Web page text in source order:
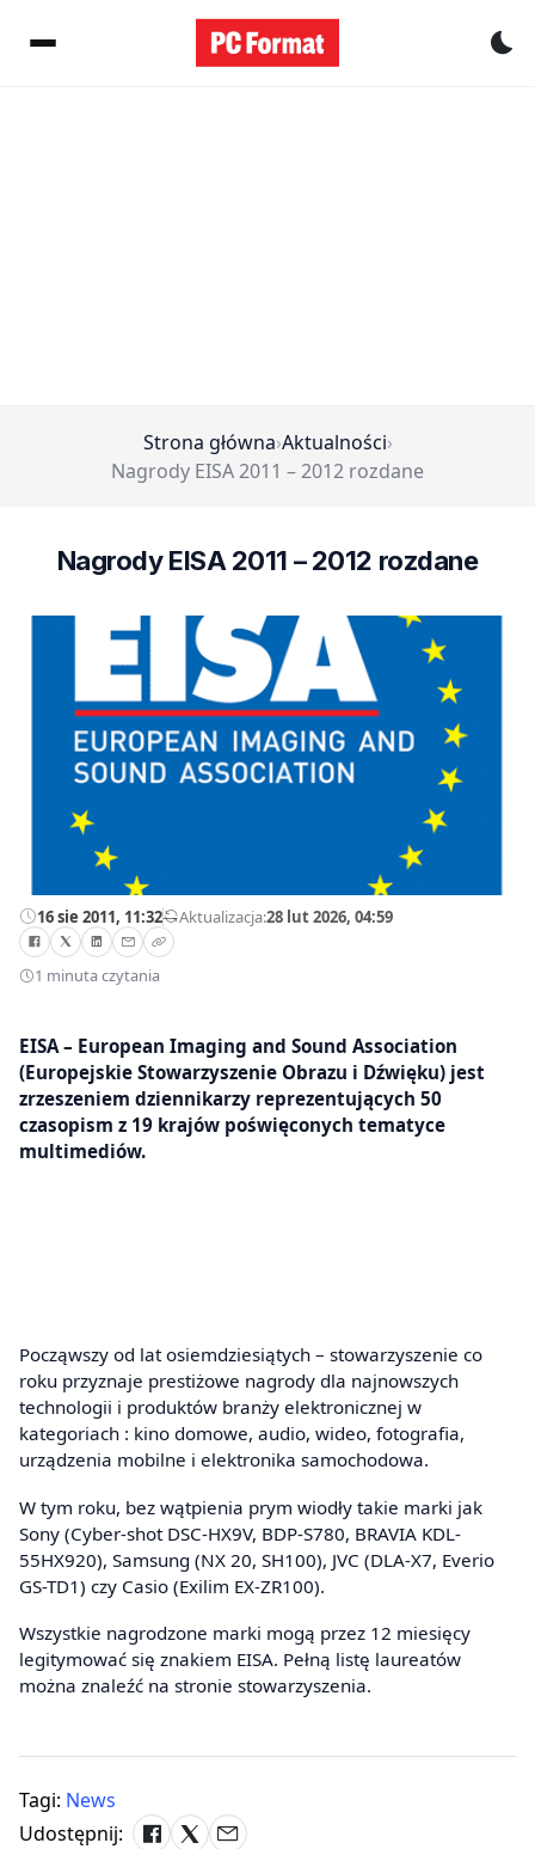
Strona główna›Aktualności›
Nagrody EISA 2011 – 2012 rozdane
Nagrody EISA 2011 – 2012 rozdane
16 sie 2011, 11:32—Aktualizacja:28 lut 2026, 04:59
1 minuta czytania
EISA – European Imaging and Sound Association
(Europejskie Stowarzyszenie Obrazu i Dźwięku) jest
zrzeszeniem dziennikarzy reprezentujących 50
czasopism z 19 krajów poświęconych tematyce
multimediów.
Począwszy od lat osiemdziesiątych – stowarzyszenie co
roku przyznaje prestiżowe nagrody dla najnowszych
technologii i produktów branży elektronicznej w
kategoriach : kino domowe, audio, wideo, fotografia,
urządzenia mobilne i elektronika samochodowa.
W tym roku, bez wątpienia prym wiodły takie marki jak
Sony (Cyber-shot DSC-HX9V, BDP-S780, BRAVIA KDL-
55HX920), Samsung (NX 20, SH100), JVC (DLA-X7, Everio
GS-TD1) czy Casio (Exilim EX-ZR100).
Wszystkie nagrodzone marki mogą przez 12 miesięcy
legitymować się znakiem EISA. Pełną listę laureatów
można znaleźć na stronie stowarzyszenia.
Tagi: News
Udostępnij: